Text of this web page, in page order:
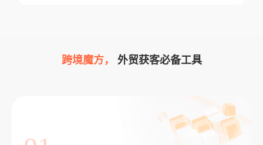
跨境魔方， 外贸获客必备工具